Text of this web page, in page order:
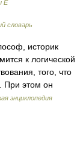
Ё
словарь
историк
к логической
того, что
При этом он
энциклопедия